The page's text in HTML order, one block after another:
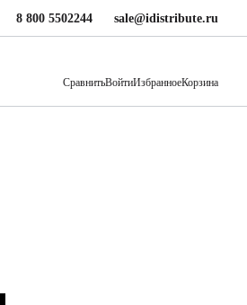
8 800 5502244 sale@idistribute.ru
СравнитьВойтиИзбранноеКорзина